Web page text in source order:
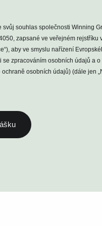
souhlas společnosti Winning
zapsané ve veřejném rejstříku
aby ve smyslu nařízení
zpracováním osobních údajů a
osobních údajů) (dále jen